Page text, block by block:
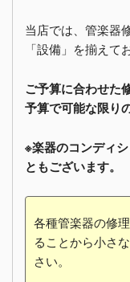
当店では、管楽器
「設備」を揃えて
ご予算に合わせた
予算で可能な限り
※楽器のコンディ
ともございます。
各種管楽器の修
ることから小さ
さい。